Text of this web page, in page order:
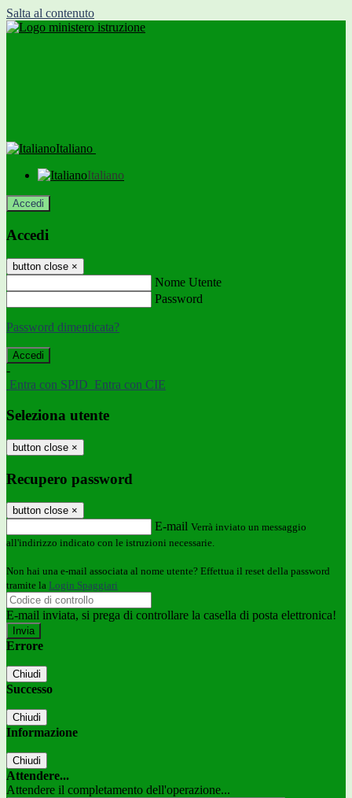
Salta al contenuto
Italiano
Italiano
Accedi
Accedi
button close ×
Nome Utente
Password
Password dimenticata?
-
Entra con SPID Entra con CIE
Seleziona utente
button close ×
Recupero password
button close ×
E-mail Verrà inviato un messaggio
all'indirizzo indicato con le istruzioni necessarie.
Non hai una e-mail associata al nome utente? Effettua il reset della password
tramite la Login Spaggiari
E-mail inviata, si prega di controllare la casella di posta elettronica!
Errore
Chiudi
Successo
Chiudi
Informazione
Chiudi
Attendere...
Attendere il completamento dell'operazione...